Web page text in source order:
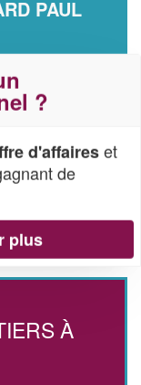
PAUL
À
?
d'affaireset
de
plus